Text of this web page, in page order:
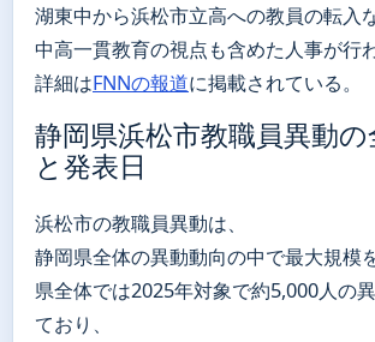
湖東中から浜松市立高への教員の転入な
中高一貫教育の視点も含めた人事が行
詳細はFNNの報道に掲載されている。
静岡県浜松市教職員異動の
と発表日
浜松市の教職員異動は、
静岡県全体の異動動向の中で最大規模
県全体では2025年対象で約5,000人の
ており、